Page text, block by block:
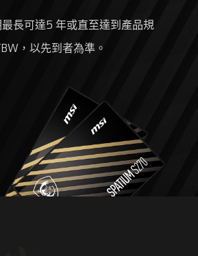
長可達5 年或直至達到產品規
，以先到者為準。